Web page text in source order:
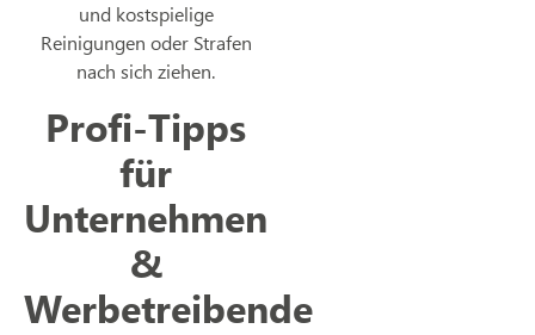
und kostspielige
Reinigungen oder Strafen
nach sich ziehen.
Profi-Tipps
für
Unternehmen
&
Werbetreibende